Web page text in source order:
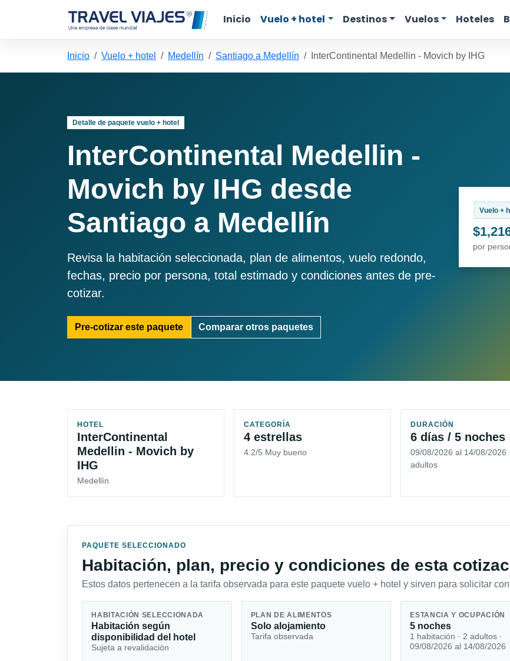
Inicio Vuelo + hotel Destinos Vuelos Hoteles
Inicio Vuelo + hotel Medellín Santiago a Medellín InterContinental Medellin - Movich by IHG
Detalle de paquete vuelo + hotel
InterContinental Medellin -
Movich by IHG desde
Santiago a Medellín
Revisa la habitación seleccionada, plan de alimentos, vuelo redondo,
fechas, precio por persona, total estimado y condiciones antes de pre-
cotizar.
Pre-cotizar este paquete Comparar otros paquetes
Vuelo +
por
HOTEL
InterContinental
Medellin - Movich by
IHG
Medellín
CATEGORÍA
4 estrellas
4.2/5 Muy bueno
DURACIÓN
6 días / 5 noches
09/08/2026 al 14/08/2026
adultos
PAQUETE SELECCIONADO
Habitación, plan, precio y condiciones de esta
Estos datos pertenecen a la tarifa observada para este paquete vuelo + hotel y sirven para solicitar
HABITACIÓN SELECCIONADA
Habitación según
disponibilidad del hotel
Sujeta a revalidación
PLAN DE ALIMENTOS
Solo alojamiento
Tarifa observada
ESTANCIA Y OCUPACIÓN
5 noches
1 habitación · 2 adultos ·
09/08/2026 al 14/08/2026